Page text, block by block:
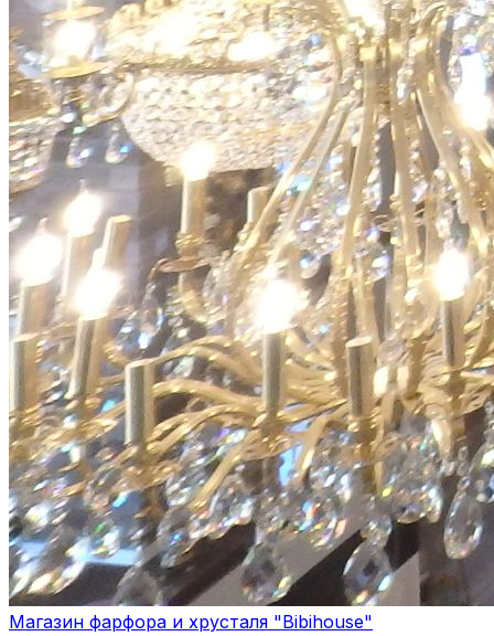
Магазин фарфора и хрусталя "Bibihouse"